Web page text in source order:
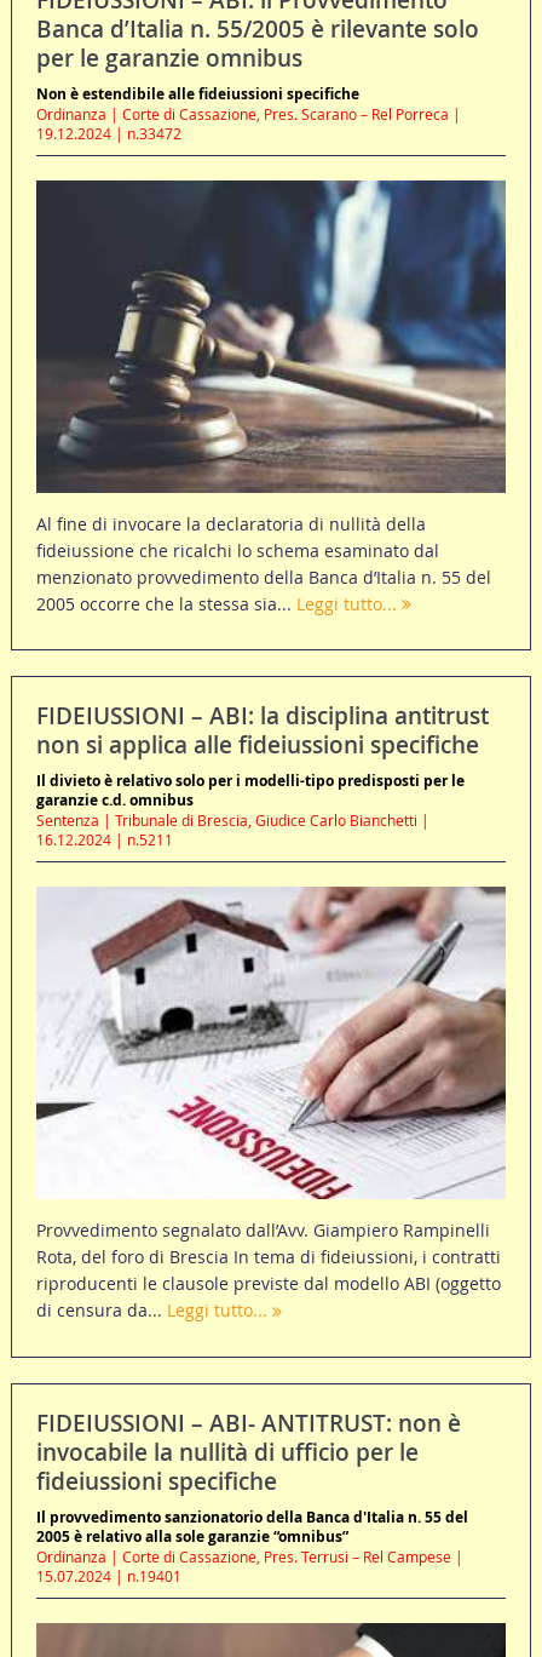
Banca d’Italia n. 55/2005 è rilevante solo
per le garanzie omnibus
Non è estendibile alle fideiussioni specifiche
Ordinanza | Corte di Cassazione, Pres. Scarano – Rel Porreca |
19.12.2024 | n.33472
Al fine di invocare la declaratoria di nullità della
fideiussione che ricalchi lo schema esaminato dal
menzionato provvedimento della Banca d’Italia n. 55 del
2005 occorre che la stessa sia... Leggi tutto...
FIDEIUSSIONI – ABI: la disciplina antitrust
non si applica alle fideiussioni specifiche
Il divieto è relativo solo per i modelli-tipo predisposti per le
garanzie c.d. omnibus
Sentenza | Tribunale di Brescia, Giudice Carlo Bianchetti |
16.12.2024 | n.5211
Provvedimento segnalato dall’Avv. Giampiero Rampinelli
Rota, del foro di Brescia In tema di fideiussioni, i contratti
riproducenti le clausole previste dal modello ABI (oggetto
di censura da... Leggi tutto...
FIDEIUSSIONI – ABI- ANTITRUST: non è
invocabile la nullità di ufficio per le
fideiussioni specifiche
Il provvedimento sanzionatorio della Banca d'Italia n. 55 del
2005 è relativo alla sole garanzie “omnibus”
Ordinanza | Corte di Cassazione, Pres. Terrusi – Rel Campese |
15.07.2024 | n.19401